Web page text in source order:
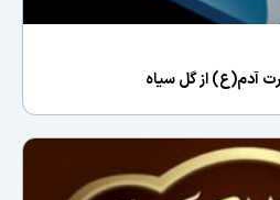
از گل سیاه